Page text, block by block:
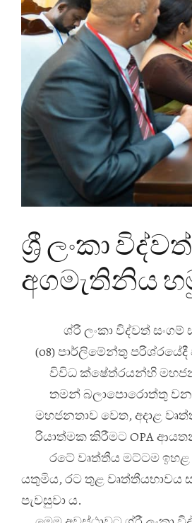
ශ්‍රී ලංකා
අගමැතිනිය
ශ්රී ලංකා විද්වත්
(08) පාර්ලිමේන්තු පරිශ්
විවිධ ක්ෂේත්රයන්හි
තමන් බලාපොරොත්තු වන
මහජනතාව වෙත, අදාළ
රියාත්මක කිරීමට OPA
රටේ වෘත්තීය මට්ටම
යතුමිය, රට තුළ වෘත්තීයභාවය
පැවසුවා ය.